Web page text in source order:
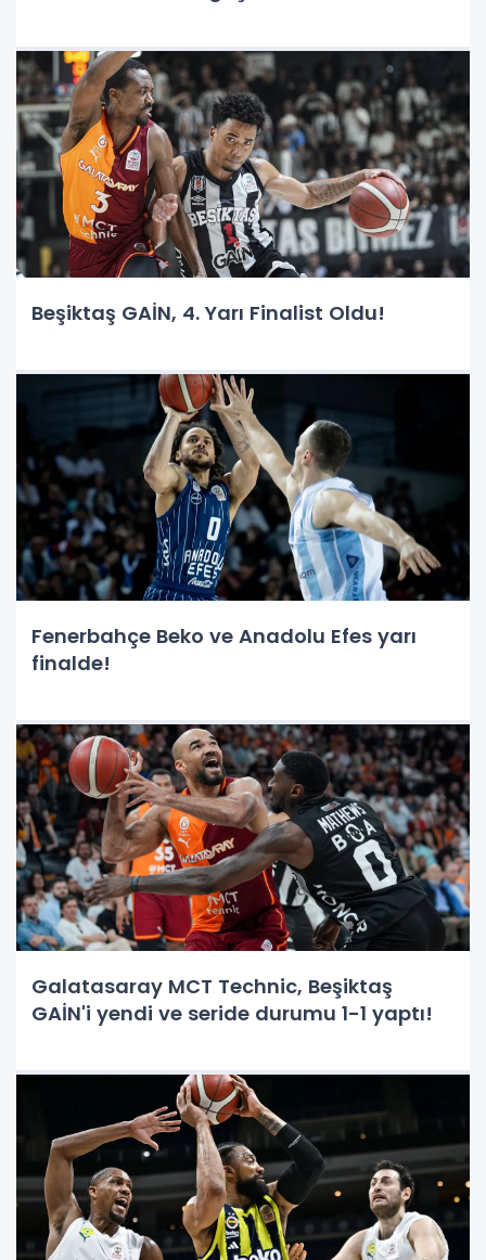
Beşiktaş GAİN, 4. Yarı Finalist Oldu!
Fenerbahçe Beko ve Anadolu Efes yarı
finalde!
Galatasaray MCT Technic, Beşiktaş
GAİN'i yendi ve seride durumu 1-1 yaptı!